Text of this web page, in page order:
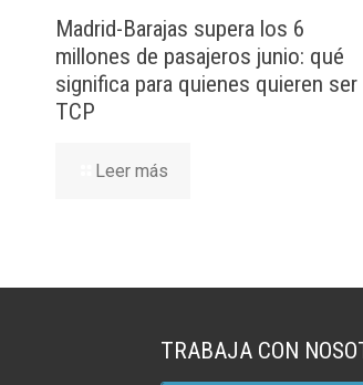
Madrid-Barajas supera los 6
millones de pasajeros junio: qué
significa para quienes quieren ser
TCP
Leer más
TRABAJA CON